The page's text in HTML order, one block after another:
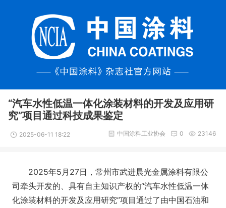
“汽车水性低温一体化涂装材料的开发及应用研
究”项目通过科技成果鉴定
2025-06-11 18:22 23146
0
中国涂料工业协会
2025年5月27日，常州市武进晨光金属涂料有限公
司牵头开发的、具有自主知识产权的“汽车水性低温一体
化涂装材料的开发及应用研究”项目通过了由中国石油和